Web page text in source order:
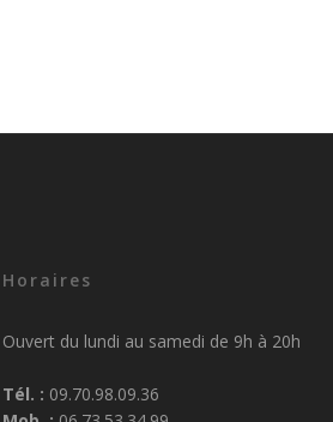
Horaires
Ouvert du lundi au samedi de 9h à 20h
Tél. : 09.70.98.09.36